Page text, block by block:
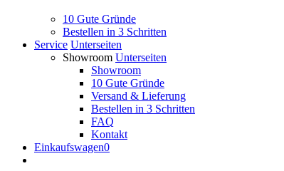
10 Gute Gründe
Bestellen in 3 Schritten
Service Unterseiten
Showroom Unterseiten
Showroom
10 Gute Gründe
Versand & Lieferung
Bestellen in 3 Schritten
FAQ
Kontakt
Einkaufswagen0